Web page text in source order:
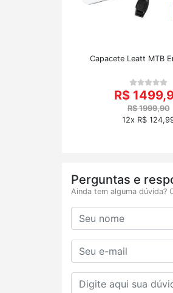
Capacete Leatt MTB
R$
R$ 1999,90
12x R$
Perguntas e
Ainda tem alguma dúvida?